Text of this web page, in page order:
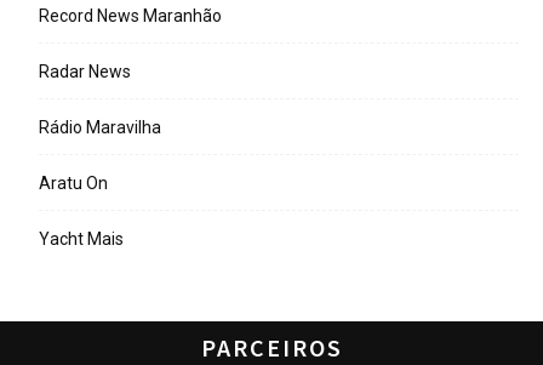
Record News Maranhão
Radar News
Rádio Maravilha
Aratu On
Yacht Mais
PARCEIROS